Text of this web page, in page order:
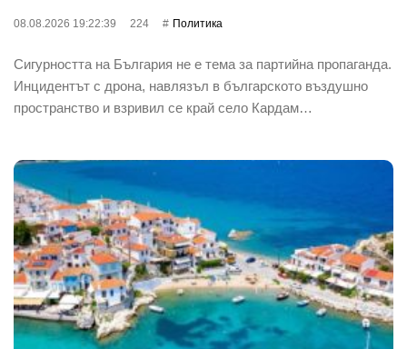
08.08.2026 19:22:39 224 Политика
Сигурността на България не е тема за партийна пропаганда.
Инцидентът с дрона, навлязъл в българското въздушно
пространство и взривил се край село Кардам…